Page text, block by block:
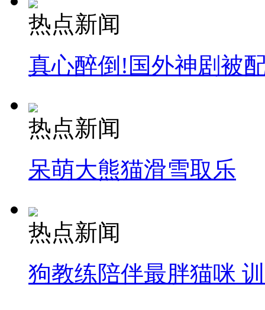
热点新闻
真心醉倒!国外神剧被
热点新闻
呆萌大熊猫滑雪取乐
热点新闻
狗教练陪伴最胖猫咪